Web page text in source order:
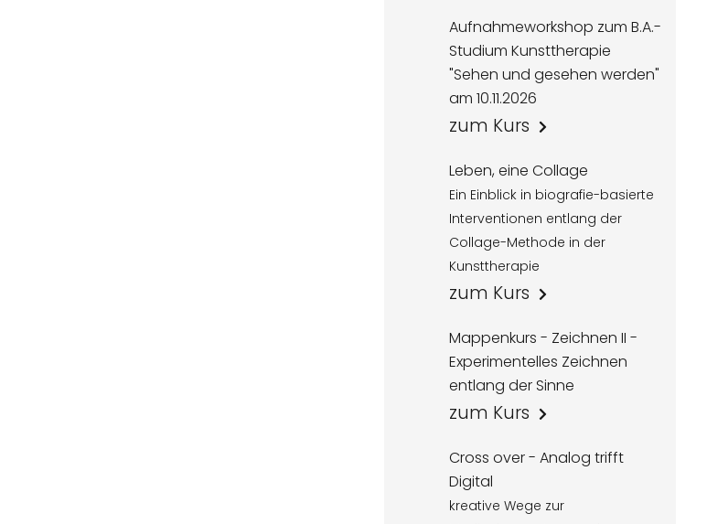
Aufnahmeworkshop zum B.A.-
Studium Kunsttherapie
"Sehen und gesehen werden"
am 10.11.2026
zum Kurs
Leben, eine Collage
Ein Einblick in biografie-basierte
Interventionen entlang der
Collage-Methode in der
Kunsttherapie
zum Kurs
Mappenkurs - Zeichnen II -
Experimentelles Zeichnen
entlang der Sinne
zum Kurs
Cross over - Analog trifft
Digital
kreative Wege zur